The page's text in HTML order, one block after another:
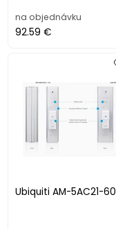
na objednávku
92.59 €
Ubiquiti AM-5AC21-60